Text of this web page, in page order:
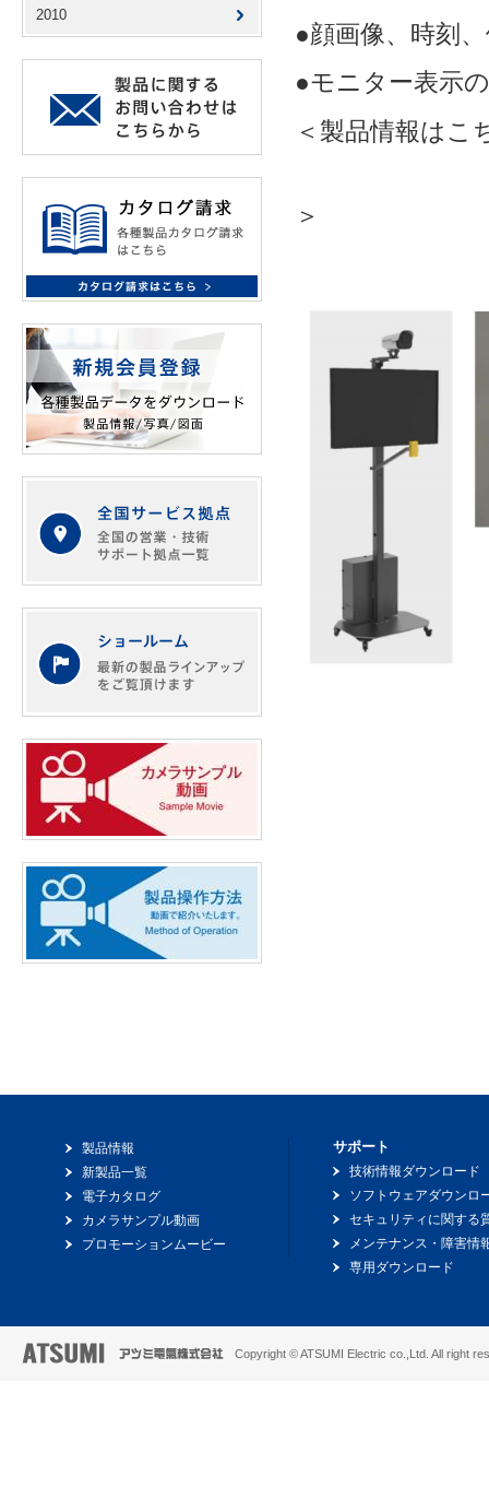
●顔画像、時刻
●モニター表示
＜製品情報はこ
2010
製品情報
新製品一覧
電子カタログ
カメラサンプル動画
プロモーションムービー
サポート
技術情報ダウンロード
ソフトウェアダウンロ
セキュリティに関する
メンテナンス・障害情
専用ダウンロード
Copyright © ATSUMI Electric co.,Ltd. All right